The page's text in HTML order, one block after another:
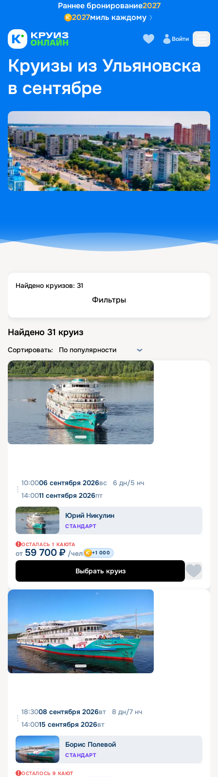
Раннее бронирование2027
2027миль каждому
Войти
ГЛАВНАЯ • ПОПУЛЯРНЫЕ НАПРАВЛЕНИЯ
КРУИЗЫ ИЗ УЛЬЯНОВСКА В СЕНТЯБРЕ
Круизы из Ульяновска
в сентябре
Найдено круизов: 31
Фильтры
Найдено 31 круиз
Сортировать: По популярности
10:0006 сентября 2026вс 6 дн/5 нч
14:0011 сентября 2026пт
Юрий Никулин
СТАНДАРТ
ОСТАЛАСЬ 1 КАЮТА
от 59 700 ₽ /чел +1 000
Выбрать круиз
18:3008 сентября 2026вт 8 дн/7 нч
14:0015 сентября 2026вт
Борис Полевой
СТАНДАРТ
ОСТАЛОСЬ 9 КАЮТ